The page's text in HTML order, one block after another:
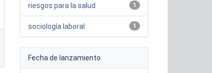
1
riesgos para la salud
1
sociología laboral
Fecha de lanzamiento